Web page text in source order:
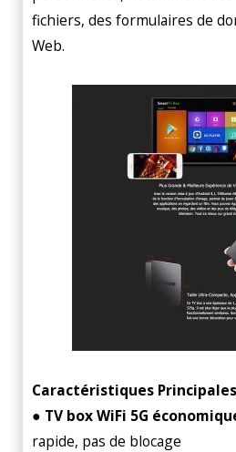
fichiers, des formulaires de
Web.
Caractéristiques
● TV box WiFi 5G
rapide, pas de blocage